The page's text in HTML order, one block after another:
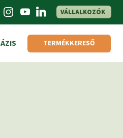
VÁLLALKOZÓK
TERMÉKKERESŐ